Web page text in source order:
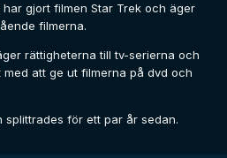
gjort filmen Star Trek och äger
filmerna.
rättigheterna till tv-serierna och
att ge ut filmerna på dvd och
splittrades för ett par år sedan.